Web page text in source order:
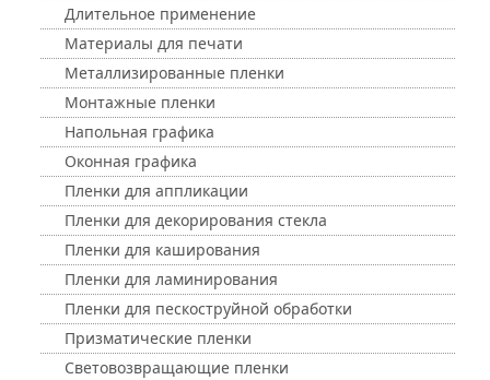
Длительное применение
Материалы для печати
Металлизированные пленки
Монтажные пленки
Напольная графика
Оконная графика
Пленки для аппликации
Пленки для декорирования стекла
Пленки для каширования
Пленки для ламинирования
Пленки для пескоструйной обработки
Призматические пленки
Световозвращающие пленки